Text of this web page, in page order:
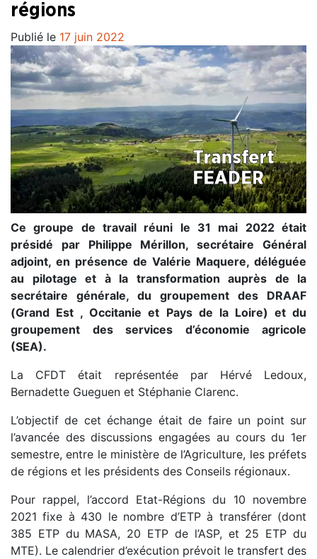
régions
Publié le 17 juin 2022
Ce groupe de travail réuni le 31 mai 2022 était
présidé par Philippe Mérillon, secrétaire Général
adjoint, en présence de Valérie Maquere, déléguée
au pilotage et à la transformation auprès de la
secrétaire générale, du groupement des DRAAF
(Grand Est , Occitanie et Pays de la Loire) et du
groupement des services d’économie agricole
(SEA).
La CFDT était représentée par Hérvé Ledoux,
Bernadette Gueguen et Stéphanie Clarenc.
L’objectif de cet échange était de faire un point sur
l’avancée des discussions engagées au cours du 1er
semestre, entre le ministère de l’Agriculture, les préfets
de régions et les présidents des Conseils régionaux.
Pour rappel, l’accord Etat-Régions du 10 novembre
2021 fixe à 430 le nombre d’ETPà transférer (dont
385 ETPdu MASA, 20 ETP de l’ASP, et 25 ETP du
MTE). Le calendrier d’exécution prévoit le transfert des